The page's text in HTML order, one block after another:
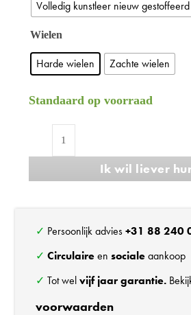
Volledig kunstleer nieuw gestoffeerd
Wielen
Harde wielen Zachte wielen
Standaard op voorraad
aantal
Ik wil liever
✓ Persoonlijk advies+31 88 240
✓Circulaireensocialeaankoop
✓ Tot welvijf jaar garantie.
voorwaarden